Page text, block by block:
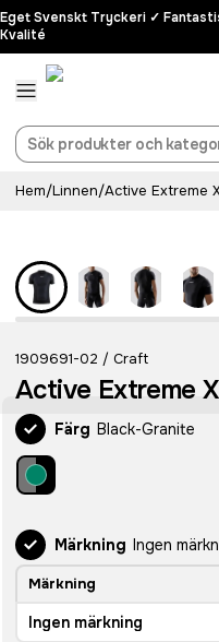
Eget Svenskt Tryckeri ✓
Kvalité
Hem/Linnen/Active Extreme
1909691-02 / Craft
Active Extreme
Färg Black-Granite
Märkning Ingen
Märkning
Ingen märkning